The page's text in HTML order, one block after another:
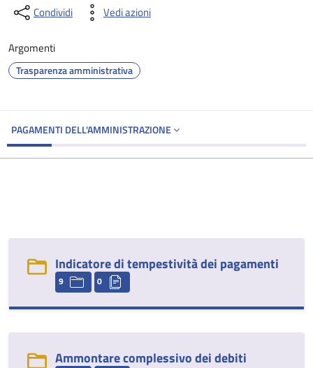
Condividi Vedi azioni
Argomenti
Trasparenza amministrativa
PAGAMENTI DELL'AMMINISTRAZIONE
Indicatore di tempestività dei pagamenti
9 0
Ammontare complessivo dei debiti